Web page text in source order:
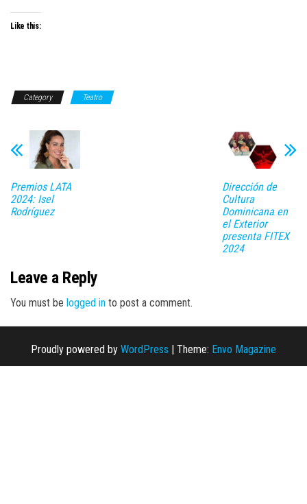
Like this:
Category Teatro
Premios LATA
2024: Isel
Rodríguez
Dirección de
Cultura
Dominicana en
el Exterior
presenta FITEX
2024
Leave a Reply
You must be logged in to post a comment.
Proudly powered by WordPress | Theme: Envo Magazine